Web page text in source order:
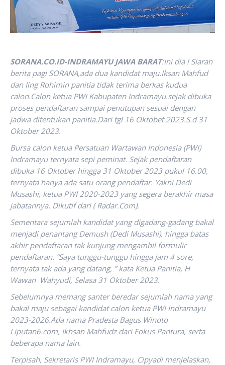
SORANA.CO.ID-INDRAMAYU JAWA BARAT:Ini dia ! Siaran
berita pagi SORANA,ada dua kandidat maju.Iksan Mahfud
dan Iing Rohimin panitia tidak terima berkas kudua
calon.Calon ketua PWI Kabupaten Indramayu.sejak dibuka
proses pendaftaran sampai penutupan sesuai dengan
jadwa ditentukan panitia.Dari tgl 16 Oktobet 2023.S.d 31
Oktober 2023.
Bursa calon ketua Persatuan Wartawan Indonesia (PWI)
Indramayu ternyata sepi peminat. Sejak pendaftaran
dibuka 16 Oktober hingga 31 Oktober 2023 pukul 16.00,
ternyata hanya ada satu orang pendaftar. Yakni Dedi
Musashi, ketua PWI 2020-2023 yang segera berakhir masa
jabatannya. Dikutif dari ( Radar.Com).
Sementara sejumlah kandidat yang digadang-gadang bakal
menjadi penantang Demush (Dedi Musashi), hingga batas
akhir pendaftaran tak kunjung mengambil formulir
pendaftaran. “Saya tunggu-tunggu hingga jam 4 sore,
ternyata tak ada yang datang, ” kata Ketua Panitia, H
Wawan Wahyudi, Selasa 31 Oktober 2023.
Sebelumnya memang santer beredar sejumlah nama yang
bakal maju sebagai kandidat calon ketua PWI Indramayu
2023-2026.Ada nama Pradesta Bagus Winoto
Liputan6.com, Ikhsan Mahfudz dari Fokus Pantura, serta
beberapa nama lain.
Terpisah, Sekretaris PWI Indramayu, Cipyadi menjelaskan,